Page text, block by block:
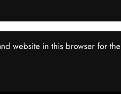
website in this browser for